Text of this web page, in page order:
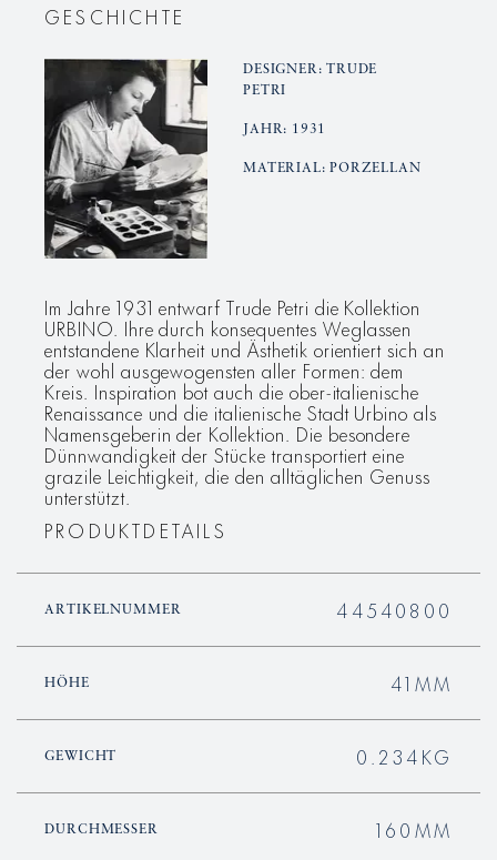
GESCHICHTE
DESIGNER: TRUDE
PETRI
JAHR: 1931
MATERIAL: PORZELLAN
Im Jahre 1931 entwarf Trude Petri die Kollektion
URBINO. Ihre durch konsequentes Weglassen
entstandene Klarheit und Ästhetik orientiert sich an
der wohl ausgewogensten aller Formen: dem
Kreis. Inspiration bot auch die ober-italienische
Renaissance und die italienische Stadt Urbino als
Namensgeberin der Kollektion. Die besondere
Dünnwandigkeit der Stücke transportiert eine
grazile Leichtigkeit, die den alltäglichen Genuss
unterstützt.
PRODUKTDETAILS
ARTIKELNUMMER 44540800
HÖHE 41MM
GEWICHT 0.234KG
DURCHMESSER 160MM